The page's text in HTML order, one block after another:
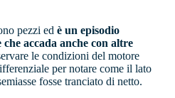
pezzi ed è un episodio
accada anche con altre
le condizioni del motore
per notare come il lato
fosse tranciato di netto.